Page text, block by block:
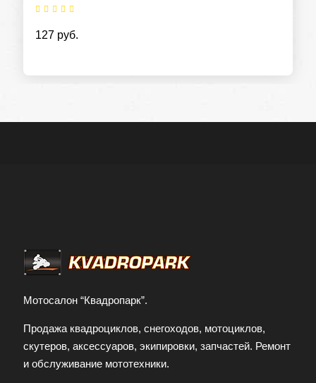
127 руб.
Мотосалон “Квадропарк”.
Продажа квадроциклов, снегоходов, мотоциклов,
скутеров, аксессуаров, экипировки, запчастей. Ремонт
и обслуживание мототехники.